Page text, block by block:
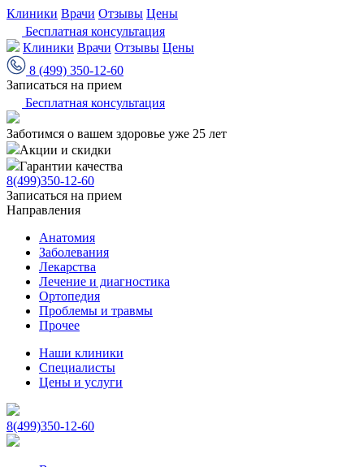
Клиники Врачи Отзывы Цены
Бесплатная консультация
Клиники Врачи Отзывы Цены
8 (499) 350-12-60
Записаться на прием
Бесплатная консультация
Заботимся о вашем здоровье уже 25 лет
Акции и скидки
Гарантии качества
8(499)350-12-60
Записаться на прием
Направления
Анатомия
Заболевания
Лекарства
Лечение и диагностика
Ортопедия
Проблемы и травмы
Прочее
Наши клиники
Специалисты
Цены и услуги
8(499)350-12-60